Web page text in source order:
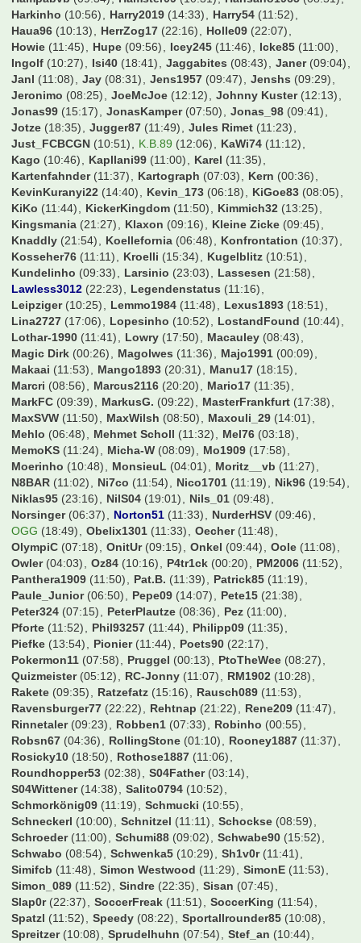
Harkinho (10:56) Harry2019 (14:33) Harry54 (11:52)
Haua96 (10:13) HerrZog17 (22:16) Holle09 (22:07)
Howie (11:45) Hupe (09:56) Icey245 (11:46) Icke85 (11:00)
Ingolf (10:27) Isi40 (18:41) Jaggabites (08:43) Janer(09:04)
Janl (11:08) Jay (08:31) Jens1957 (09:47) Jenshs (09:29)
Jeronimo (08:25) JoeMcJoe (12:12) Johnny Kuster(12:13)
Jonas99 (15:17) JonasKamper(07:50) Jonas_98 (09:41)
Jotze (18:35) Jugger87 (11:49) Jules Rimet (11:23)
Just_FCBCGN (10:51) K.B.89 (12:06) KaWi74 (11:12)
Kago (10:46) Kapllani99 (11:00) Karel (11:35)
Kartenfahnder(11:37) Kartograph (07:03) Kern (00:36)
KevinKuranyi22 (14:40) Kevin_173 (06:18) KiGoe83 (08:05)
KiKo (11:44) KickerKingdom (11:50) Kimmich32 (13:25)
Kingsmania (21:27) Klaxon (09:16) Kleine Zicke (09:45)
Knaddly (21:54) Koellefornia (06:48) Konfrontation (10:37)
Kosseher76 (11:11) Kroelli (15:34) Kugelblitz (10:51)
Kundelinho (09:33) Larsinio (23:03) Lassesen (21:58)
Lawless3012 (22:23) Legendenstatus (11:16)
Leipziger(10:25) Lemmo1984 (11:48) Lexus1893 (18:51)
Lina2727 (17:06) Lopesinho (10:52) LostandFound (10:44)
Lothar-1990 (11:41) Lowry (17:50) Macauley (08:43)
Magic Dirk (00:26) Magolwes (11:36) Majo1991 (00:09)
Makaai (11:53) Mango1893 (20:31) Manu17 (18:15)
Marcri (08:56) Marcus2116 (20:20) Mario17 (11:35)
MarkFC (09:39) MarkusG. (09:22) MasterFrankfurt (17:38)
MaxSVW (11:50) MaxWilsh (08:50) Maxouli_29 (14:01)
Mehlo (06:48) Mehmet Scholl (11:32) Mel76 (03:18)
MemoKS (11:24) Micha-W (08:09) Mo1909 (17:58)
Moerinho (10:48) MonsieuL (04:01) Moritz__vb (11:27)
N8BAR (11:02) Ni7co (11:54) Nico1701 (11:19) Nik96 (19:54)
Niklas95 (23:16) NilS04 (19:01) Nils_01 (09:48)
Norsinger(06:37) Norton51 (11:33) NurderHSV (09:46)
OGG (18:49) Obelix1301 (11:33) Oecher(11:48)
OlympiC (07:18) OnitUr(09:15) Onkel (09:44) Oole (11:08)
Owler(04:03) Oz84 (10:16) P4tr1ck (00:20) PM2006 (11:52)
Panthera1909 (11:50) Pat.B. (11:39) Patrick85 (11:19)
Paule_Junior(06:50) Pepe09 (14:07) Pete15 (21:38)
Peter324 (07:15) PeterPlautze (08:36) Pez (11:00)
Pforte (11:52) Phil93257 (11:44) Philipp09 (11:35)
Piefke (13:54) Pionier(11:44) Poets90 (22:17)
Pokermon11 (07:58) Pruggel (00:13) PtoTheWee (08:27)
Quizmeister(05:12) RC-Jonny (11:07) RM1902 (10:28)
Rakete (09:35) Ratzefatz (15:16) Rausch089 (11:53)
Ravensburger77 (22:22) Rehtnap (21:22) Rene209 (11:47)
Rinnetaler(09:23) Robben1 (07:33) Robinho (00:55)
Robsn67 (04:36) RollingStone (01:10) Rooney1887 (11:37)
Rosicky10 (18:50) Rothose1887 (11:06)
Roundhopper53 (02:38) S04Father(03:14)
S04Wittener(14:38) Salito0794 (10:52)
Schmorkönig09 (11:19) Schmucki (10:55)
Schneckerl (10:00) Schnitzel (11:11) Schockse (08:59)
Schroeder(11:00) Schumi88 (09:02) Schwabe90 (15:52)
Schwabo (08:54) Schwenka5 (10:29) Sh1v0r(11:41)
Simifcb (11:48) Simon Westwood (11:29) SimonE (11:53)
Simon_089 (11:52) Sindre (22:35) Sisan (07:45)
Slap0r(22:37) SoccerFreak (11:51) SoccerKing (11:54)
Spatzl (11:52) Speedy (08:22) Sportallrounder85 (10:08)
Spreitzer(10:08) Sprudelhuhn (07:54) Stef_an (10:44)